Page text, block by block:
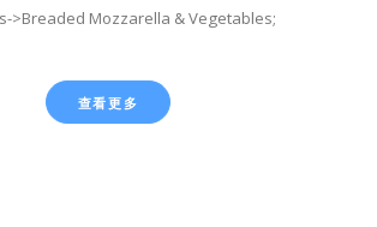
>Breaded Mozzarella & Vegetables;
查看更多